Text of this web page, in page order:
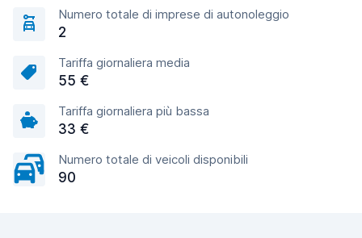
Numero totale di imprese di autonoleggio
2
Tariffa giornaliera media
55 €
Tariffa giornaliera più bassa
33 €
Numero totale di veicoli disponibili
90